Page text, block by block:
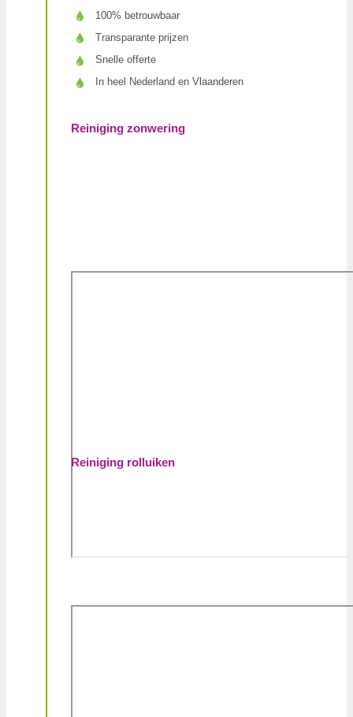
100% betrouwbaar
Transparante prijzen
Snelle offerte
In heel Nederland en Vlaanderen
Reiniging zonwering
Reiniging rolluiken